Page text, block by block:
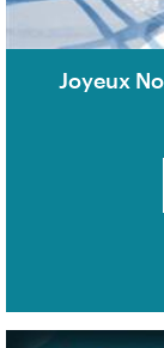
Joyeux